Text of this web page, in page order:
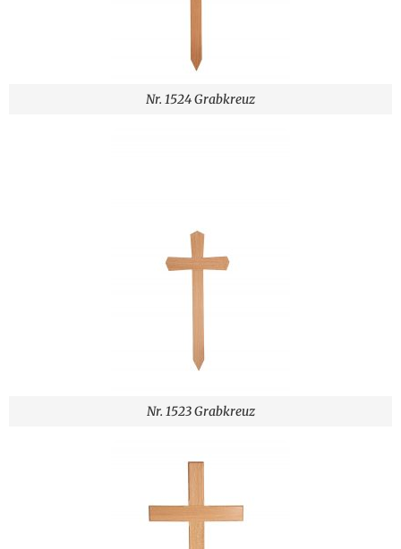
Nr. 1524 Grabkreuz
Nr. 1523 Grabkreuz